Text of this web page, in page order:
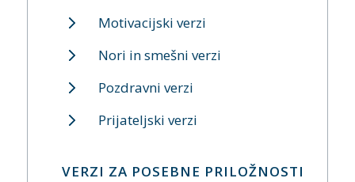
Motivacijski verzi
Nori in smešni verzi
Pozdravni verzi
Prijateljski verzi
VERZI ZA POSEBNE PRILOŽNOSTI